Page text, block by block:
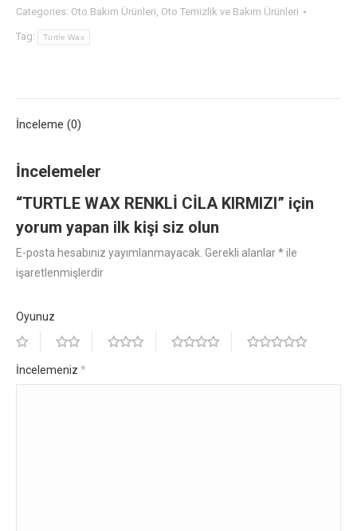
Categories: Oto Bakım Ürünleri, Oto Temizlik ve Bakım Ürünleri
Tag: Turtle Wax
İnceleme (0)
İncelemeler
“TURTLE WAX RENKLİ CİLA KIRMIZI” için
yorum yapan ilk kişi siz olun
E-posta hesabınız yayımlanmayacak. Gerekli alanlar*ile
işaretlenmişlerdir
Oyunuz
İncelemeniz *